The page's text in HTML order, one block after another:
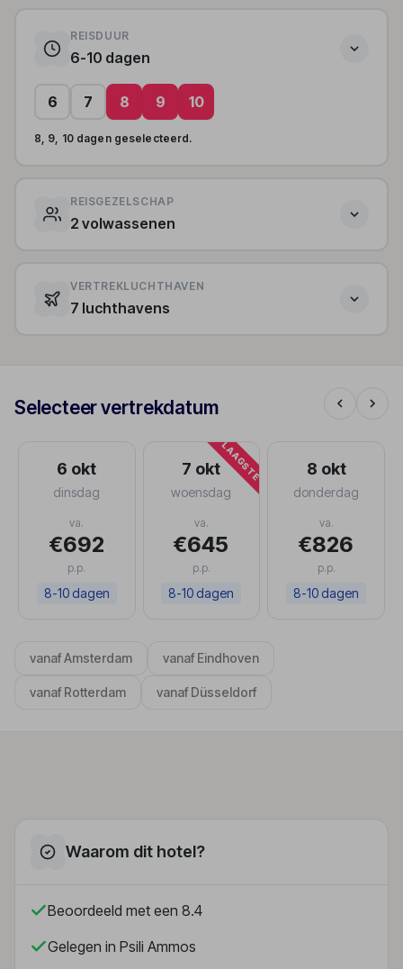
REISDUUR
6-10 dagen
6 7 8 9 10
8, 9, 10 dagen geselecteerd.
REISGEZELSCHAP
2 volwassenen
VERTREKLUCHTHAVEN
7 luchthavens
Selecteer vertrekdatum
6 okt
dinsdag
va.
€692
p.p.
8-10 dagen
LAAGSTE
7 okt
woensdag
va.
€645
p.p.
8-10 dagen
8 okt
donderdag
va.
€826
p.p.
8-10 dagen
vanaf Amsterdam vanaf Eindhoven
vanaf Rotterdam vanaf Düsseldorf
Waarom dit hotel?
Beoordeeld met een 8.4
Gelegen in Psili Ammos